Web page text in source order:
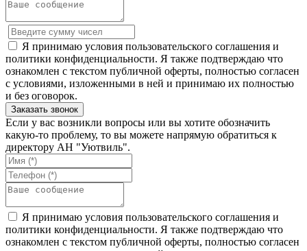
Я принимаю условия пользовательского соглашения и
политики конфиденциальности. Я также подтверждаю что
ознакомлен с текстом публичной оферты, полностью согласен
с условиями, изложенными в ней и принимаю их полностью
и без оговорок.
Если у вас возникли вопросы или вы хотите обозначить
какую-то проблему, то вы можете напрямую обратиться к
директору АН "Уютвиль".
Я принимаю условия пользовательского соглашения и
политики конфиденциальности. Я также подтверждаю что
ознакомлен с текстом публичной оферты, полностью согласен